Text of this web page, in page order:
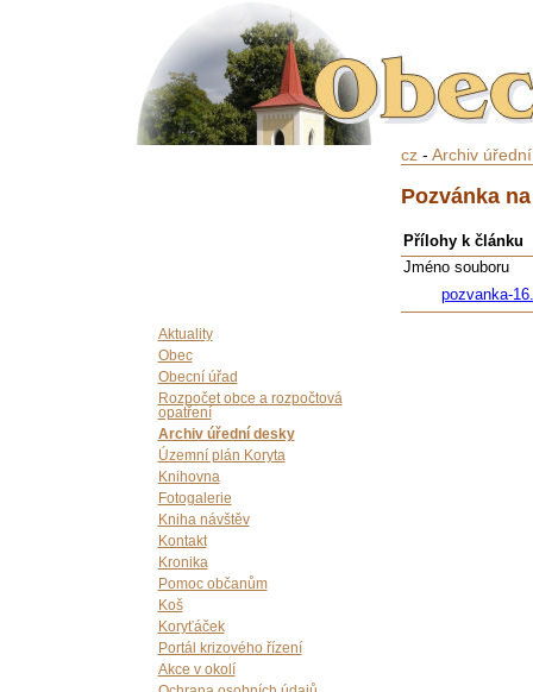
Aktuality
Obec
Obecní úřad
Rozpočet obce a rozpočtová
opatření
Archiv úřední desky
Územní plán Koryta
Knihovna
Fotogalerie
Kniha návštěv
Kontakt
Kronika
Pomoc občanům
Koš
Koryťáček
Portál krizového řízení
Akce v okolí
cz- Archiv
Pozvánka
Přílohy k článku
Jméno souboru
pozvanka-